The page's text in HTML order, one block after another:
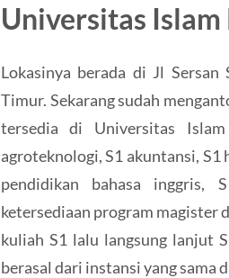
Universitas
Lokasinya berada di Jl
Timur. Sekarang sudah
tersedia di Universitas
agroteknologi, S1 akuntansi, S1
pendidikan bahasa inggris,
ketersediaan program magister
kuliah S1 lalu langsung lanjut
berasal dari instansi yang sama